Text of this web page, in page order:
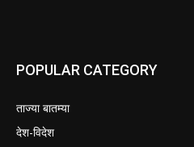
POPULAR CATEGORY
ताज्या बातम्या
देश-विदेश